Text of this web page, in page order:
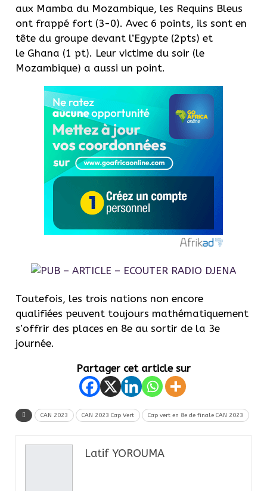
aux Mamba du Mozambique, les Requins Bleus
ont frappé fort (3-0). Avec 6 points, ils sont en
tête du groupe devant l’Egypte (2pts) et
le Ghana (1 pt). Leur victime du soir (le
Mozambique) a aussi un point.
Toutefois, les trois nations non encore
qualifiées peuvent toujours mathématiquement
s’offrir des places en 8e au sortir de la 3e
journée.
Partager cet article sur
CAN 2023 CAN 2023 Cap Vert Cap vert en 8e de finale CAN 2023
Latif YOROUMA